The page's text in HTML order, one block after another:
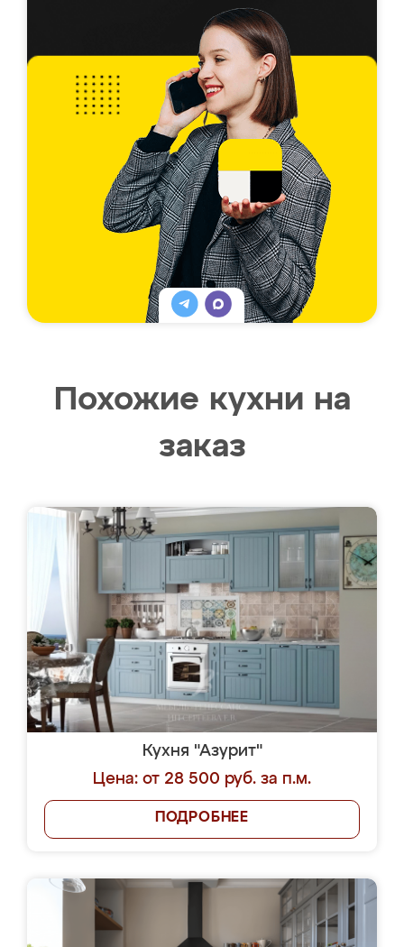
Похожие кухни на
заказ
Кухня "Азурит"
Цена: от 28 500 руб. за п.м.
ПОДРОБНЕЕ